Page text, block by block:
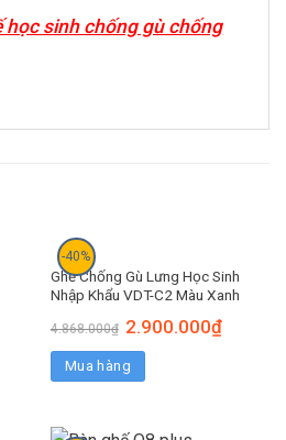
học sinh chống gù chống
-40%
Ghế Chống Gù Lưng Học Sinh
Nhập Khẩu VDT-C2 Màu Xanh
4.868.000₫ 2.900.000₫
Mua hàng